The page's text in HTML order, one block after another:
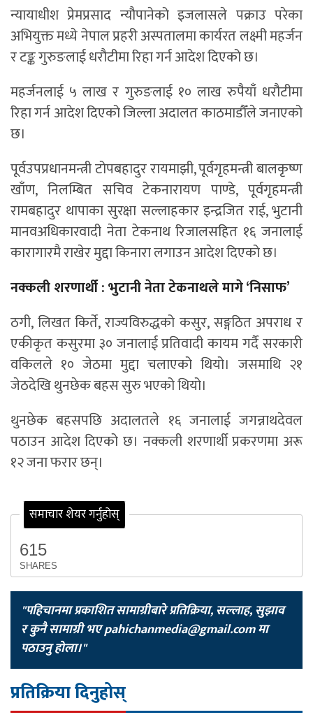
न्यायाधीश प्रेमप्रसाद न्यौपानेको इजलासले पक्राउ परेका
अभियुक्त मध्ये नेपाल प्रहरी अस्पतालमा कार्यरत लक्ष्मी महर्जन
र टङ्क गुरुङलाई धरौटीमा रिहा गर्न आदेश दिएको छ।
महर्जनलाई ५ लाख र गुरुङलाई १० लाख रुपैयाँ धरौटीमा
रिहा गर्न आदेश दिएको जिल्ला अदालत काठमाडौँले जनाएको
छ।
पूर्वउपप्रधानमन्त्री टोपबहादुर रायमाझी, पूर्वगृहमन्त्री बालकृष्ण
खाँण, निलम्बित सचिव टेकनारायण पाण्डे, पूर्वगृहमन्त्री
रामबहादुर थापाका सुरक्षा सल्लाहकार इन्द्रजित राई, भुटानी
मानवअधिकारवादी नेता टेकनाथ रिजालसहित १६ जनालाई
कारागारमै राखेर मुद्दा किनारा लगाउन आदेश दिएको छ।
नक्कली शरणार्थी : भुटानी नेता टेकनाथले मागे ‘निसाफ’
ठगी, लिखत किर्ते, राज्यविरुद्धको कसुर, सङ्गठित अपराध र
एकीकृत कसुरमा ३० जनालाई प्रतिवादी कायम गर्दै सरकारी
वकिलले १० जेठमा मुद्दा चलाएको थियो। जसमाथि २१
जेठदेखि थुनछेक बहस सुरु भएको थियो।
थुनछेक बहसपछि अदालतले १६ जनालाई जगन्नाथदेवल
पठाउन आदेश दिएको छ। नक्कली शरणार्थी प्रकरणमा अरू
१२ जना फरार छन्।
समाचार शेयर गर्नुहोस्
615
SHARES
"पहिचानमा प्रकाशित सामाग्रीबारे प्रतिक्रिया, सल्लाह, सुझाव
र कुनै सामाग्री भएpahichanmedia@gmail.comमा
पठाउनु होला।"
प्रतिक्रिया दिनुहोस्